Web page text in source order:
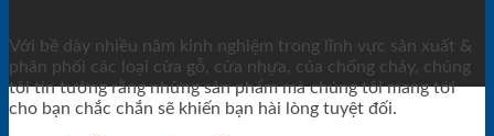
Với bề dày nhiều năm kinh nghiệm trong lĩnh vực sản xuất &
phân phối các loại cửa gỗ, cửa nhựa, của chống cháy, chúng
tôi tin tưởng rằng những sản phẩm mà chúng tôi mang tới
cho bạn chắc chắn sẽ khiến bạn hài lòng tuyệt đối.